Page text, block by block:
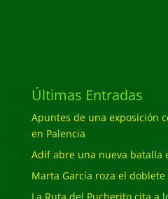
Últimas Entradas
Apuntes de una exposición
en Palencia
Adif abre una nueva batalla
Marta García roza el doblete